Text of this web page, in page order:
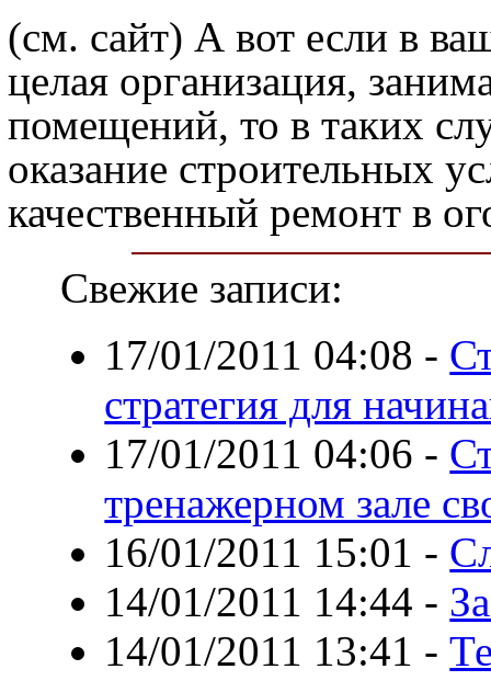
(см. сайт) А вот если в
целая организация,
помещений, то в таких
оказание строительных
качественный ремонт в
Свежие записи:
17/01/2011 04:08 -
стратегия для
17/01/2011 04:06 -
тренажерном зале
16/01/2011 15:01 -
14/01/2011 14:44 -
14/01/2011 13:41 -